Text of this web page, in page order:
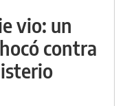
vio: un
contra